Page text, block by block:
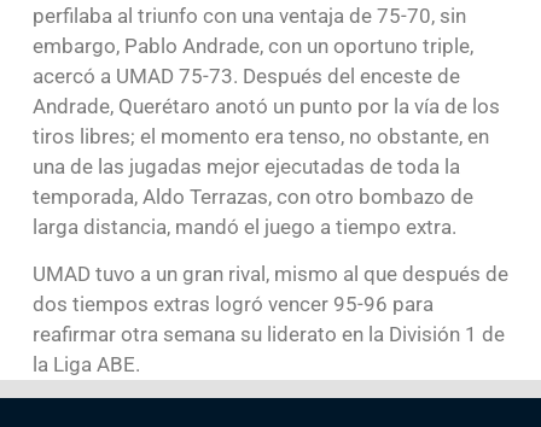
perfilaba al triunfo con una ventaja de 75-70, sin
embargo, Pablo Andrade, con un oportuno triple,
acercó a UMAD 75-73. Después del enceste de
Andrade, Querétaro anotó un punto por la vía de los
tiros libres; el momento era tenso, no obstante, en
una de las jugadas mejor ejecutadas de toda la
temporada, Aldo Terrazas, con otro bombazo de
larga distancia, mandó el juego a tiempo extra.
UMAD tuvo a un gran rival, mismo al que después de
dos tiempos extras logró vencer 95-96 para
reafirmar otra semana su liderato en la División 1 de
la Liga ABE.